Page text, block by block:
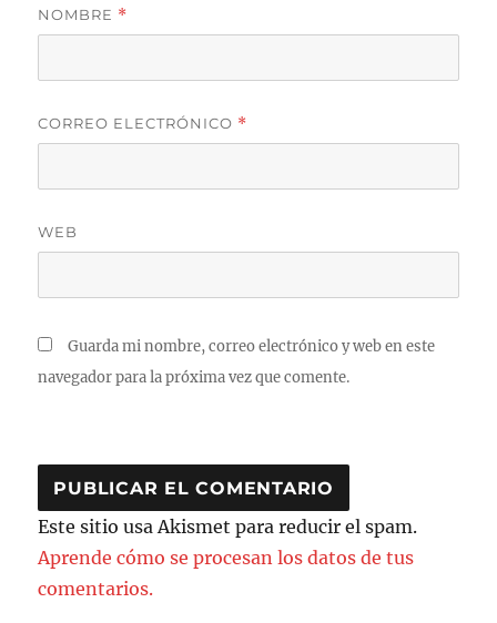
NOMBRE *
CORREO ELECTRÓNICO *
WEB
Guarda mi nombre, correo electrónico y web en este
navegador para la próxima vez que comente.
Este sitio usa Akismet para reducir el spam.
Aprende cómo se procesan los datos de tus
comentarios.